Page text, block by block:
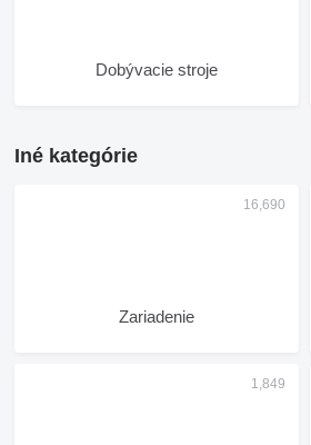
Dobývacie stroje
Iné kategórie
Zariadenie